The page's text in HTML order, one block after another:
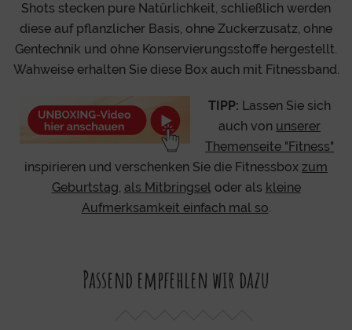
Shots stecken pure Natürlichkeit, schließlich werden
diese auf pflanzlicher Basis, ohne Zuckerzusatz, ohne
Gentechnik und ohne Konservierungsstoffe hergestellt.
Wahweise erhalten Sie diese Box auch mit Fitnessband.
TIPP: Lassen Sie sich
auch von unserer
Themenseite "Fitness"
inspirieren und verschenken Sie die Fitnessbox zum
Geburtstag, als Mitbringseloder als kleine
Aufmerksamkeit einfach mal so.
Passend empfehlen wir dazu